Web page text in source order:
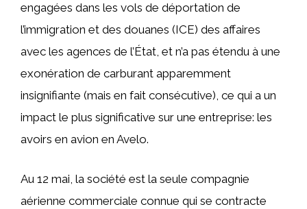
engagées dans les vols de déportation de
l’immigration et des douanes (ICE) des affaires
avec les agences de l’État, et n’a pas étendu à une
exonération de carburant apparemment
insignifiante (mais en fait consécutive), ce qui a un
impact le plus significative sur une entreprise: les
avoirs en avion en Avelo.
Au 12 mai, la société est la seule compagnie
aérienne commerciale connue qui se contracte